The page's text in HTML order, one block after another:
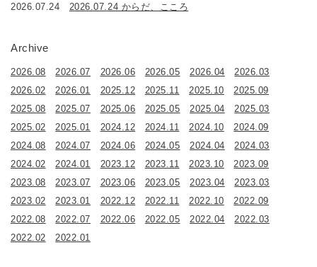
2026.07.24
2026.07.24 からだ、こころ
Archive
2026.08 2026.07 2026.06 2026.05 2026.04
2026.03
2026.02
2026.01 2025.12 2025.11 2025.10
2025.09
2025.08
2025.07 2025.06 2025.05 2025.04
2025.03
2025.02
2025.01 2024.12 2024.11 2024.10
2024.09
2024.08
2024.07 2024.06 2024.05 2024.04
2024.03
2024.02
2024.01 2023.12 2023.11 2023.10
2023.09
2023.08
2023.07 2023.06 2023.05 2023.04
2023.03
2023.02
2023.01 2022.12 2022.11 2022.10
2022.09
2022.08
2022.07 2022.06 2022.05 2022.04
2022.03
2022.02
2022.01